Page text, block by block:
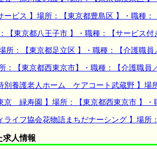
ビス 】場所：【東京都豊島区 】・職種：
東京都八王子市 】・職種：【サービス付
：【東京都足立区 】・職種：【介護職員
【東京都西東京市】・職種：【介護職員
護老人ホーム ケアコート武蔵野 】場所
緑寿園 】場所：【東京都西東京市 】・
イフ協会花物語まちだナーシング 】場所
求人情報